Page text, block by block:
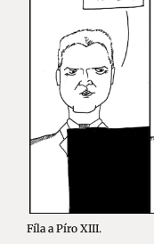
Fíla a Píro XIII.